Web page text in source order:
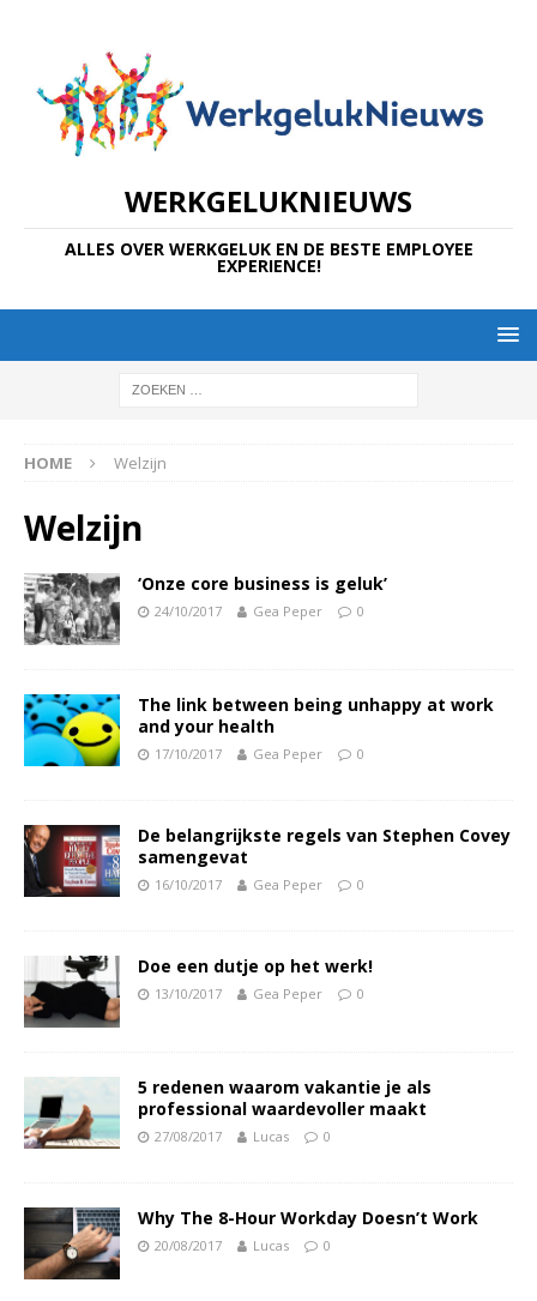
WERKGELUKNIEUWS
ALLES OVER WERKGELUK EN DE BESTE EMPLOYEE
EXPERIENCE!
HOME Welzijn
Welzijn
‘Onze core business is geluk’
24/10/2017 Gea Peper 0
The link between being unhappy at work
and your health
17/10/2017 Gea Peper 0
De belangrijkste regels van Stephen Covey
samengevat
16/10/2017 Gea Peper 0
Doe een dutje op het werk!
13/10/2017 Gea Peper 0
5 redenen waarom vakantie je als
professional waardevoller maakt
27/08/2017 Lucas 0
Why The 8-Hour Workday Doesn’t Work
20/08/2017 Lucas 0